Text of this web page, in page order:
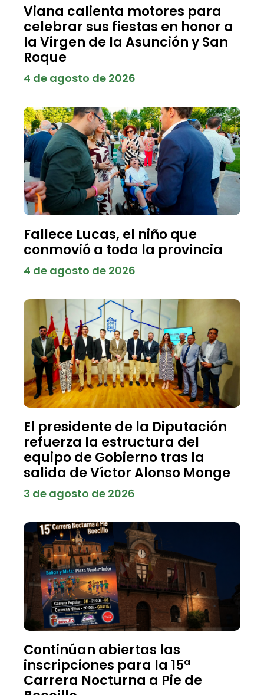
Viana calienta motores para
celebrar sus fiestas en honor a
la Virgen de la Asunción y San
Roque
4 de agosto de 2026
Fallece Lucas, el niño que
conmovió a toda la provincia
4 de agosto de 2026
El presidente de la Diputación
refuerza la estructura del
equipo de Gobierno tras la
salida de Víctor Alonso Monge
3 de agosto de 2026
Continúan abiertas las
inscripciones para la 15ª
Carrera Nocturna a Pie de